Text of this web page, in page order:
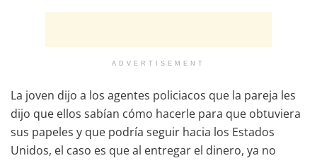
ADVERTISEMENT
La joven dijo a los agentes policiacos que la pareja les
dijo que ellos sabían cómo hacerle para que obtuviera
sus papeles y que podría seguir hacia los Estados
Unidos, el caso es que al entregar el dinero, ya no